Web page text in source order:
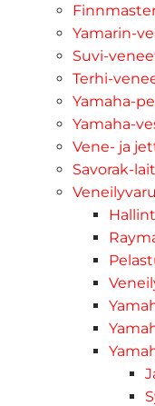
Yamarin-
Suvi-
Terhi-
Yamaha-
Yamaha-
Vene- ja
Savorak-